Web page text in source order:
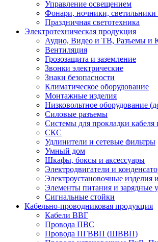
Управление освещением
Фонари, ночники, светильники
Праздничная светотехника
Электротехническая продукция
Аудио, Видео и ТВ, Разъемы и
Вентиляция
Грозозащита и заземление
Звонки электрические
Знаки безопасности
Климатическое оборудование
Монтажные изделия
Низковольтное оборудование
Силовые разъемы
Системы для прокладки
СКС
Удлинители и сетевые фильтры
Умный дом
Шкафы, боксы и аксессуары
Электродвигатели и
Электроустановочные изделия
Элементы питания и зарядные
Сигнальные стойки
Кабельно-проводниковая продукция
Кабели ВВГ
Провода ПВС
Провода ПГВВП (ШВВП)